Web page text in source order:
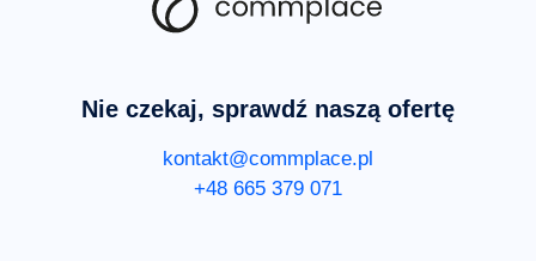
Nie czekaj, sprawdź naszą ofertę
kontakt@commplace.pl
+48 665 379 071